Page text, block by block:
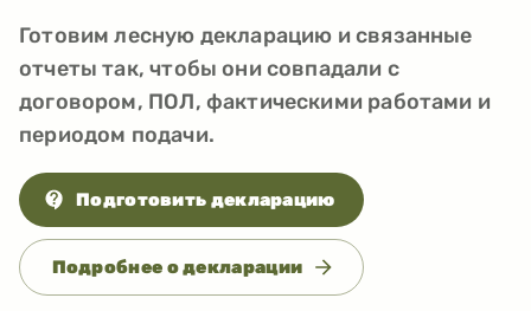
Готовим лесную декларацию и связанные
отчеты так, чтобы они совпадали с
договором, ПОЛ, фактическими работами и
периодом подачи.
Подготовить декларацию
Подробнее о декларации